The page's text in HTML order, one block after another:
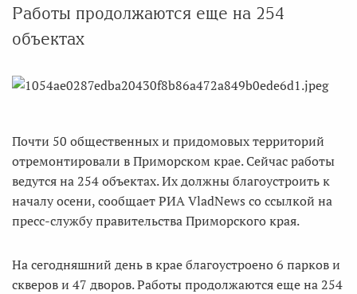
Работы продолжаются еще на 254
объектах
Почти 50 общественных и придомовых территорий
отремонтировали в Приморском крае. Сейчас работы
ведутся на 254 объектах. Их должны благоустроить к
началу осени, сообщает РИА VladNews со ссылкой на
пресс-службу правительства Приморского края.
На сегодняшний день в крае благоустроено 6 парков и
скверов и 47 дворов. Работы продолжаются еще на 254